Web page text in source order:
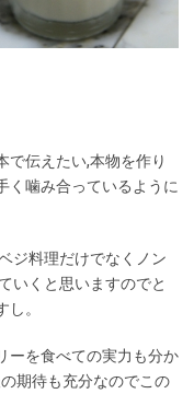
で伝えたい,本物を作り
く噛み合っているように
ジ料理だけでなくノン
いくと思いますのでと
。
ーを食べての実力も分か
期待も充分なのでこの